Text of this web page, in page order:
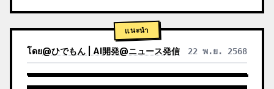
แนะนำ
โดย@ひでもん | AI開発@ニュース発信 22 พ.ย. 2568
ดูผลลัพธ์จากโมเดลอื่น